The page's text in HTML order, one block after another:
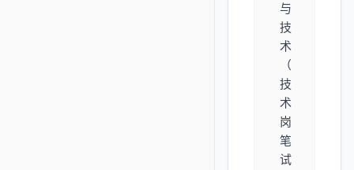
与
技
术
（
技
术
岗
笔
试